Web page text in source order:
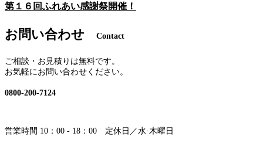
第１６回ふれあい感謝祭開催！
お問い合わせ Contact
ご相談・お見積りは無料です。
お気軽にお問い合わせください。
0800-200-7124
営業時間 10：00 - 18：00 定休日／水·木曜日